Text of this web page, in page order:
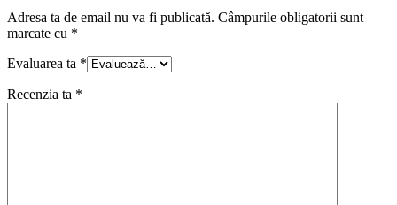
Adresa ta de email nu va fi publicată. Câmpurile obligatorii sunt
marcate cu *
Evaluarea ta *
Recenzia ta *